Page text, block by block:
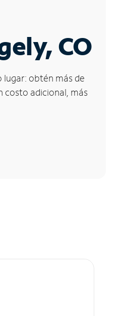
CO
lugar: obtén más de
costo adicional, más